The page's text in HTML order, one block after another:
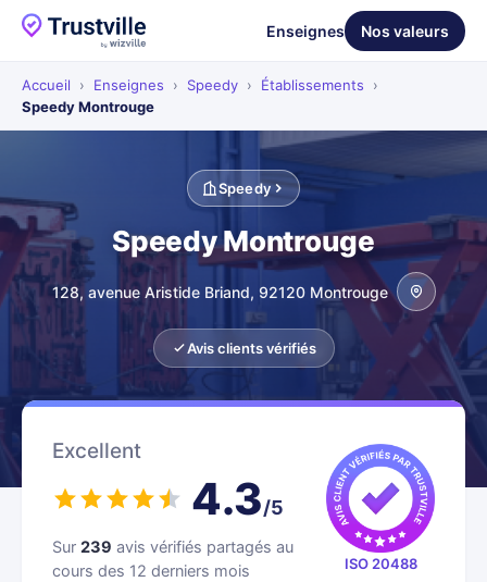
Enseignes Nos valeurs
Accueil › Enseignes › Speedy › Établissements
›
Speedy Montrouge
Speedy
Speedy Montrouge
128, avenue Aristide Briand, 92120 Montrouge
Avis clients vérifiés
Excellent
4.3/5
Sur 239 avis vérifiés partagés au
cours des 12 derniers mois
ISO 20488